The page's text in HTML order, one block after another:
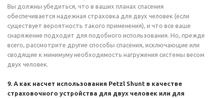
Вы должны убедиться, что в ваших планах спасения
обеспечивается надежная страховка для двух человек (если
существует вероятность такого применения), и что все ваше
снаряжение подходит для подобного использования. Но, прежде
всего, рассмотрите другие способы спасения, исключающие или
сводящие к минимуму необходимость нагружения системы весом
двух человек.
9. А как насчет использования Petzl Shunt в качестве
страховочного устройства для двух человек или для